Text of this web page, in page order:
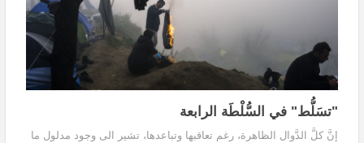
"تسَلُّط" في السُّلْطَة الرابعة
إنَّ كلَّ الدَّوال الظاهرة، رغم تعاقبها وتباعدها، تشير الى وجود مدلول ما